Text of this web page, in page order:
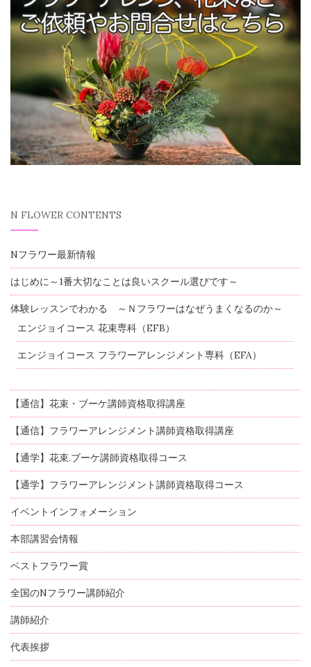
N FLOWER CONTENTS
Nフラワー最新情報
はじめに～1番大切なことは良いスクール選びです～
体験レッスンでわかる ～Ｎフラワーはなぜうまくなるのか～
エンジョイコース 花束専科（EFB）
エンジョイコース フラワーアレンジメント専科（EFA）
【通信】花束・ブーケ講師資格取得講座
【通信】フラワーアレンジメント講師資格取得講座
【通学】花束.ブーケ講師資格取得コース
【通学】フラワーアレンジメント講師資格取得コース
イベントインフォメーション
本部講習会情報
ベストフラワー賞
全国のNフラワー講師紹介
講師紹介
代表挨拶